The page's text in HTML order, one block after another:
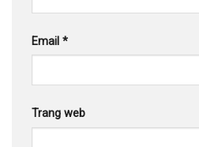
Email *
Trang web